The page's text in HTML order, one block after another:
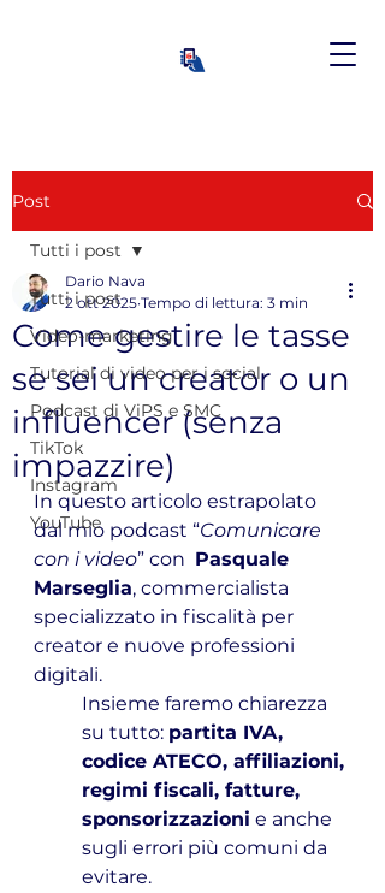
Post
Tutti i post
Video-marketing
Tutorial di video per i social
Podcast di ViPS e SMC
TikTok
Instagram
YouTube
Tutti i post
Come gestire le tasse
se sei un creator o un
influencer (senza
impazzire)
Dario Nava
2 ott 2025 Tempo di lettura: 3 min
In questo articolo estrapolato
dal mio podcast “Comunicare
con i video” con Pasquale
Marseglia, commercialista
specializzato in fiscalità per
creator e nuove professioni
digitali.
Insieme faremo chiarezza
su tutto: partita IVA,
codice ATECO, affiliazioni,
regimi fiscali, fatture,
sponsorizzazioni e anche
sugli errori più comuni da
evitare.